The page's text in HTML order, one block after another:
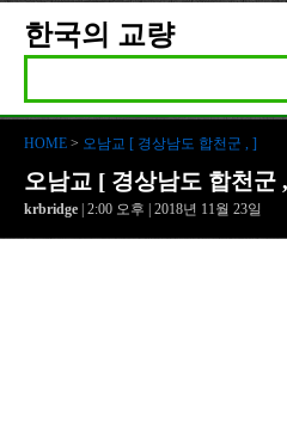
한국의 교량
HOME > 오남교 [ 경상남도 합천군 , ]
오남교 [ 경상남도 합천군
krbridge | 2:00 오후 | 2018년 11월 23일